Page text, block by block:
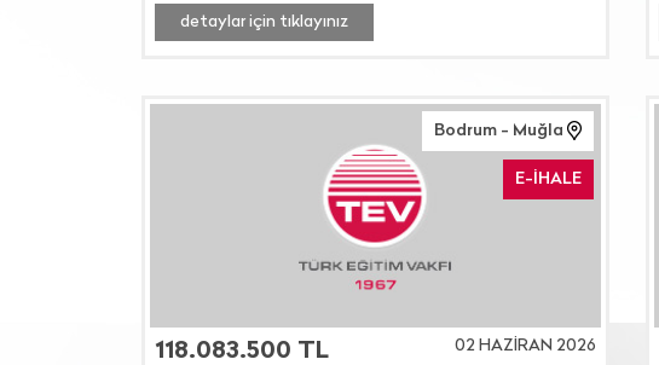
detaylar için tıklayınız
Bodrum - Muğla
E-İHALE
118.083.500 TL
02 HAZİRAN 2026